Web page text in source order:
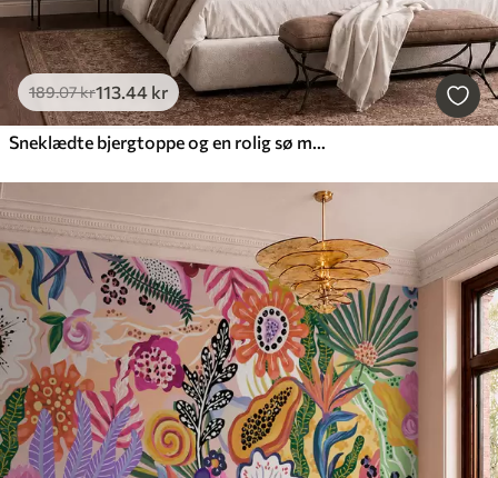
189.07kr113.44 kr
Sneklædte bjergtoppe og en rolig sø med et spejlblankt overflade